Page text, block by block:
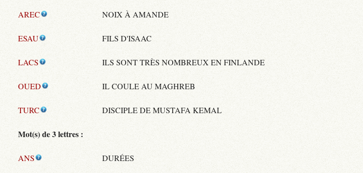
AREC NOIX À AMANDE
ESAU FILS D'ISAAC
LACS ILS SONT TRÈS NOMBREUX EN FINLANDE
OUED IL COULE AU MAGHREB
TURC DISCIPLE DE MUSTAFA KEMAL
Mot(s) de 3 lettres :
ANS DURÉES